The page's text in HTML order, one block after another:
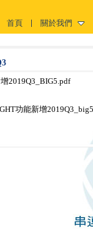
關於我們
首頁
2019Q3_BIG5.pdf
功能新增